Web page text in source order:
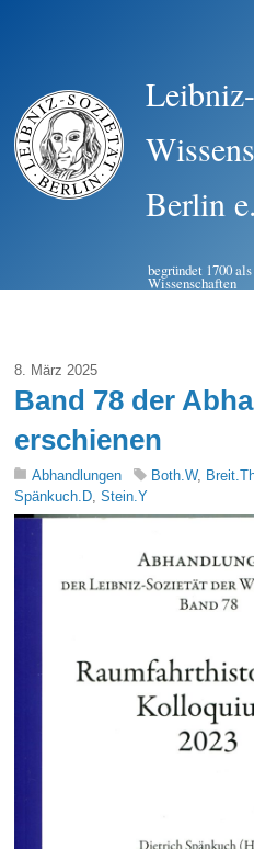
Berlin
begründet 1700
Wissenschaften
8. März 2025
Band 78 der
erschienen
Abhandlungen Both.W,
Spänkuch.D,Stein.Y